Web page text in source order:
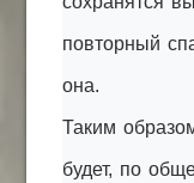
повторный
она.
Таким
будет, по